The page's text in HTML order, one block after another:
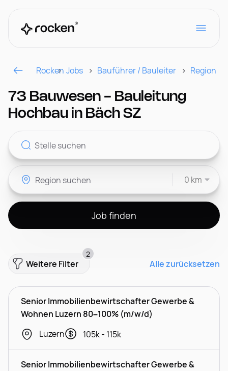
Für Arbeitgeber
Kontakt
CH
Rocken Jobs Bauführer / Bauleiter Region
73 Bauwesen - Bauleitung
Hochbau in Bäch SZ
0 km
Job finden
Weitere Filter
2
Alle zurücksetzen
Senior Immobilienbewirtschafter Gewerbe &
Wohnen Luzern 80–100% (m/w/d)
Luzern
105k - 115k
Senior Immobilienbewirtschafter Gewerbe &